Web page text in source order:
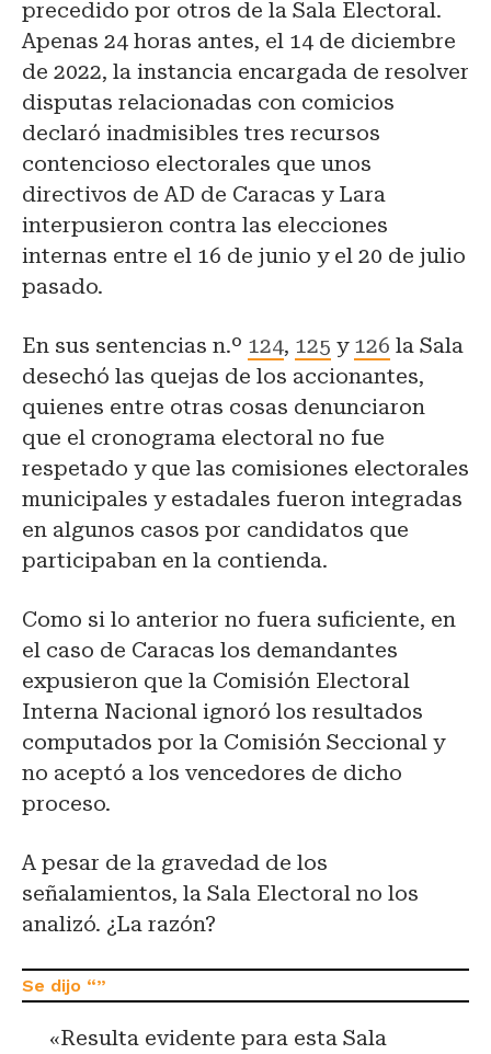
precedido por otros de la Sala Electoral.
Apenas 24 horas antes, el 14 de diciembre
de 2022, la instancia encargada de resolver
disputas relacionadas con comicios
declaró inadmisibles tres recursos
contencioso electorales que unos
directivos de AD de Caracas y Lara
interpusieron contra las elecciones
internas entre el 16 de junio y el 20 de julio
pasado.
En sus sentencias n.º 124, 125 y 126 la Sala
desechó las quejas de los accionantes,
quienes entre otras cosas denunciaron
que el cronograma electoral no fue
respetado y que las comisiones electorales
municipales y estadales fueron integradas
en algunos casos por candidatos que
participaban en la contienda.
Como si lo anterior no fuera suficiente, en
el caso de Caracas los demandantes
expusieron que la Comisión Electoral
Interna Nacional ignoró los resultados
computados por la Comisión Seccional y
no aceptó a los vencedores de dicho
proceso.
A pesar de la gravedad de los
señalamientos, la Sala Electoral no los
analizó. ¿La razón?
«Resulta evidente para esta Sala